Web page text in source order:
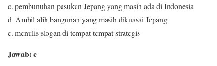
c. pembunuhan pasukan Jepang yang masih ada di Indonesia
d. Ambil alih bangunan yang masih dikuasai Jepang
e. menulis slogan di tempat-tempat strategis
Jawab: c